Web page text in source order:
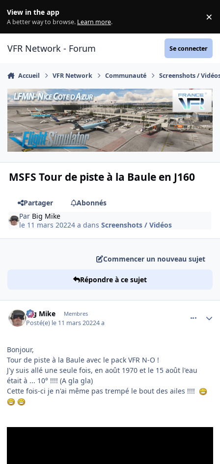
View in the app
A better way to browse. Learn more. ×
VFR Network - Forum Se connecter
Accueil VFR Network Communauté Screenshots /
MSFS Tour de piste à la Baule en J160
Partager
Abonnés
Par Big Mike
le 11 mars 20224 a dansScreenshots / Vidéos
Commencer un nouveau sujet
Répondre à ce sujet
Big Mike Membres
Posté(e) le 11 mars 20224 a
Bonjour,
Tour de piste à la Baule avec le pack VFR N-O !
J'y suis allé une seule fois, en août 1970 et le 15 août l'eau
était à ... 10° !!!! (A gla gla)
Cette fois-ci je n'ai même pas trempé le bout des ailes !!!!